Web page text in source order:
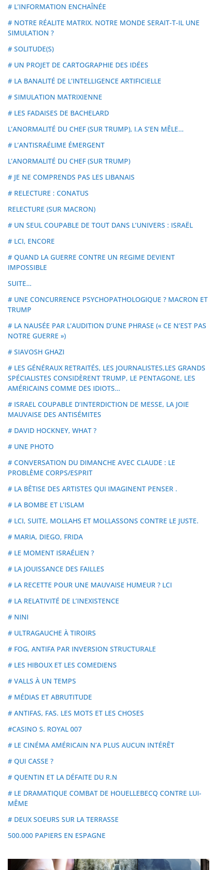
# L’INFORMATION ENCHAÎNÉE
# NOTRE RÉALITE MATRIX. NOTRE MONDE SERAIT-T-IL UNE
SIMULATION ?
# SOLITUDE(S)
# UN PROJET DE CARTOGRAPHIE DES IDÉES
# LA BANALITÉ DE L’INTELLIGENCE ARTIFICIELLE
# SIMULATION MATRIXIENNE
# LES FADAISES DE BACHELARD
L’ANORMALITÉ DU CHEF (SUR TRUMP), I.A S’EN MÊLE…
# L’ANTISRAÉLIME ÉMERGENT
L’ANORMALITÉ DU CHEF (SUR TRUMP)
# JE NE COMPRENDS PAS LES LIBANAIS
# RELECTURE : CONATUS
RELECTURE (SUR MACRON)
# UN SEUL COUPABLE DE TOUT DANS L’UNIVERS : ISRAËL
# LCI, ENCORE
# QUAND LA GUERRE CONTRE UN REGIME DEVIENT
IMPOSSIBLE
SUITE…
# UNE CONCURRENCE PSYCHOPATHOLOGIQUE ? MACRON ET
TRUMP
# LA NAUSÉE PAR L’AUDITION D’UNE PHRASE (« CE N’EST PAS
NOTRE GUERRE »)
# SIAVOSH GHAZI
# LES GÉNÉRAUX RETRAITÉS, LES JOURNALISTES,LES GRANDS
SPÉCIALISTES CONSIDÈRENT TRUMP, LE PENTAGONE, LES
AMÉRICAINS COMME DES IDIOTS…
# ISRAEL COUPABLE D’INTERDICTION DE MESSE, LA JOIE
MAUVAISE DES ANTISÉMITES
# DAVID HOCKNEY, WHAT ?
# UNE PHOTO
# CONVERSATION DU DIMANCHE AVEC CLAUDE : LE
PROBLÈME CORPS/ESPRIT
# LA BÊTISE DES ARTISTES QUI IMAGINENT PENSER .
# LA BOMBE ET L’ISLAM
# LCI, SUITE, MOLLAHS ET MOLLASSONS CONTRE LE JUSTE.
# MARIA, DIEGO, FRIDA
# LE MOMENT ISRAÉLIEN ?
# LA JOUISSANCE DES FAILLES
# LA RECETTE POUR UNE MAUVAISE HUMEUR ? LCI
# LA RELATIVITÉ DE L’INEXISTENCE
# NINI
# ULTRAGAUCHE À TIROIRS
# FOG, ANTIFA PAR INVERSION STRUCTURALE
# LES HIBOUX ET LES COMEDIENS
# VALLS À UN TEMPS
# MÉDIAS ET ABRUTITUDE
# ANTIFAS, FAS. LES MOTS ET LES CHOSES
#CASINO S. ROYAL 007
# LE CINÉMA AMÉRICAIN N’A PLUS AUCUN INTÉRÊT
# QUI CASSE ?
# QUENTIN ET LA DÉFAITE DU R.N
# LE DRAMATIQUE COMBAT DE HOUELLEBECQ CONTRE LUI-
MÊME
# DEUX SOEURS SUR LA TERRASSE
500.000 PAPIERS EN ESPAGNE